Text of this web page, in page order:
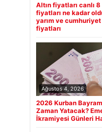
Altın fiyatları canlı
fiyatları ne kadar
yarım ve cumhuriyet
fiyatları
Ağustos 4, 2026
2026 Kurban
Zaman Yatacak?
İkramiyesi Günleri